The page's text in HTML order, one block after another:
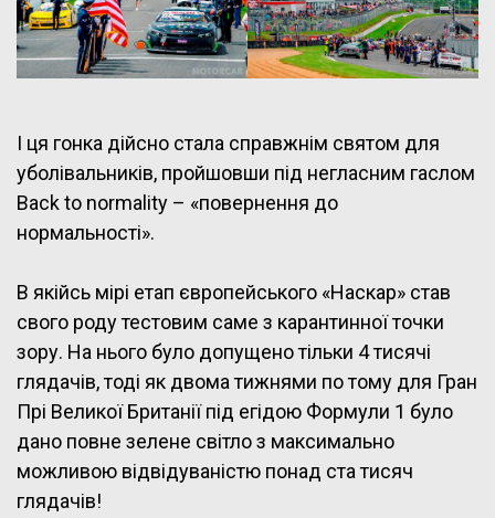
І ця гонка дійсно стала справжнім святом для
уболівальників, пройшовши під негласним гаслом
Back to normality – «повернення до
нормальності».
В якійсь мірі етап європейського «Наскар» став
свого роду тестовим саме з карантинної точки
зору. На нього було допущено тільки 4 тисячі
глядачів, тоді як двома тижнями по тому для Гран
Прі Великої Британії під егідою Формули 1 було
дано повне зелене світло з максимально
можливою відвідуваністю понад ста тисяч
глядачів!